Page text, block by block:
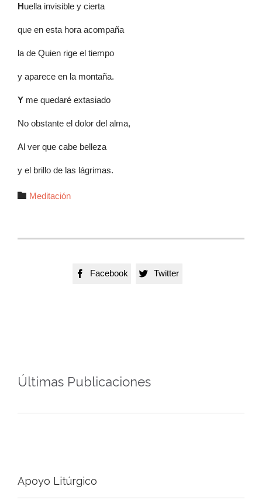
Huella invisible y cierta
que en esta hora acompaña
la de Quien rige el tiempo
y aparece en la montaña.
Y me quedaré extasiado
No obstante el dolor del alma,
Al ver que cabe belleza
y el brillo de las lágrimas.
 Autor
Meditación
 Facebook  Twitter
Últimas Publicaciones
Apoyo Litúrgico